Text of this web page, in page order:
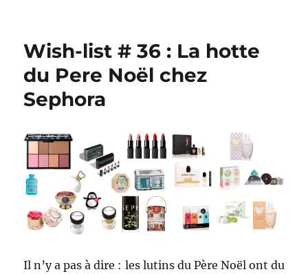
:
je
mars
?
(bilan
3
mois
projet
10
Wish-list # 36 : La hotte
du Pere Noël chez
Sephora
Il n’y a pas à dire : les lutins du Père Noël ont du